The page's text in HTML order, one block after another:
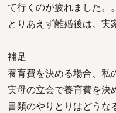
て行くのが疲れました。
とりあえず離婚後は、実
補足
養育費を決める場合、私
実母の立会で養育費を決
書類のやりとりはどうな